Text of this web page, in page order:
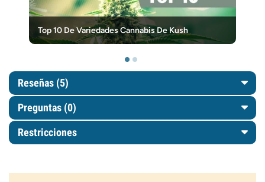
Top 10 De Variedades Cannabis De Kush
Reseñas (5)
Preguntas (0)
Restricciones